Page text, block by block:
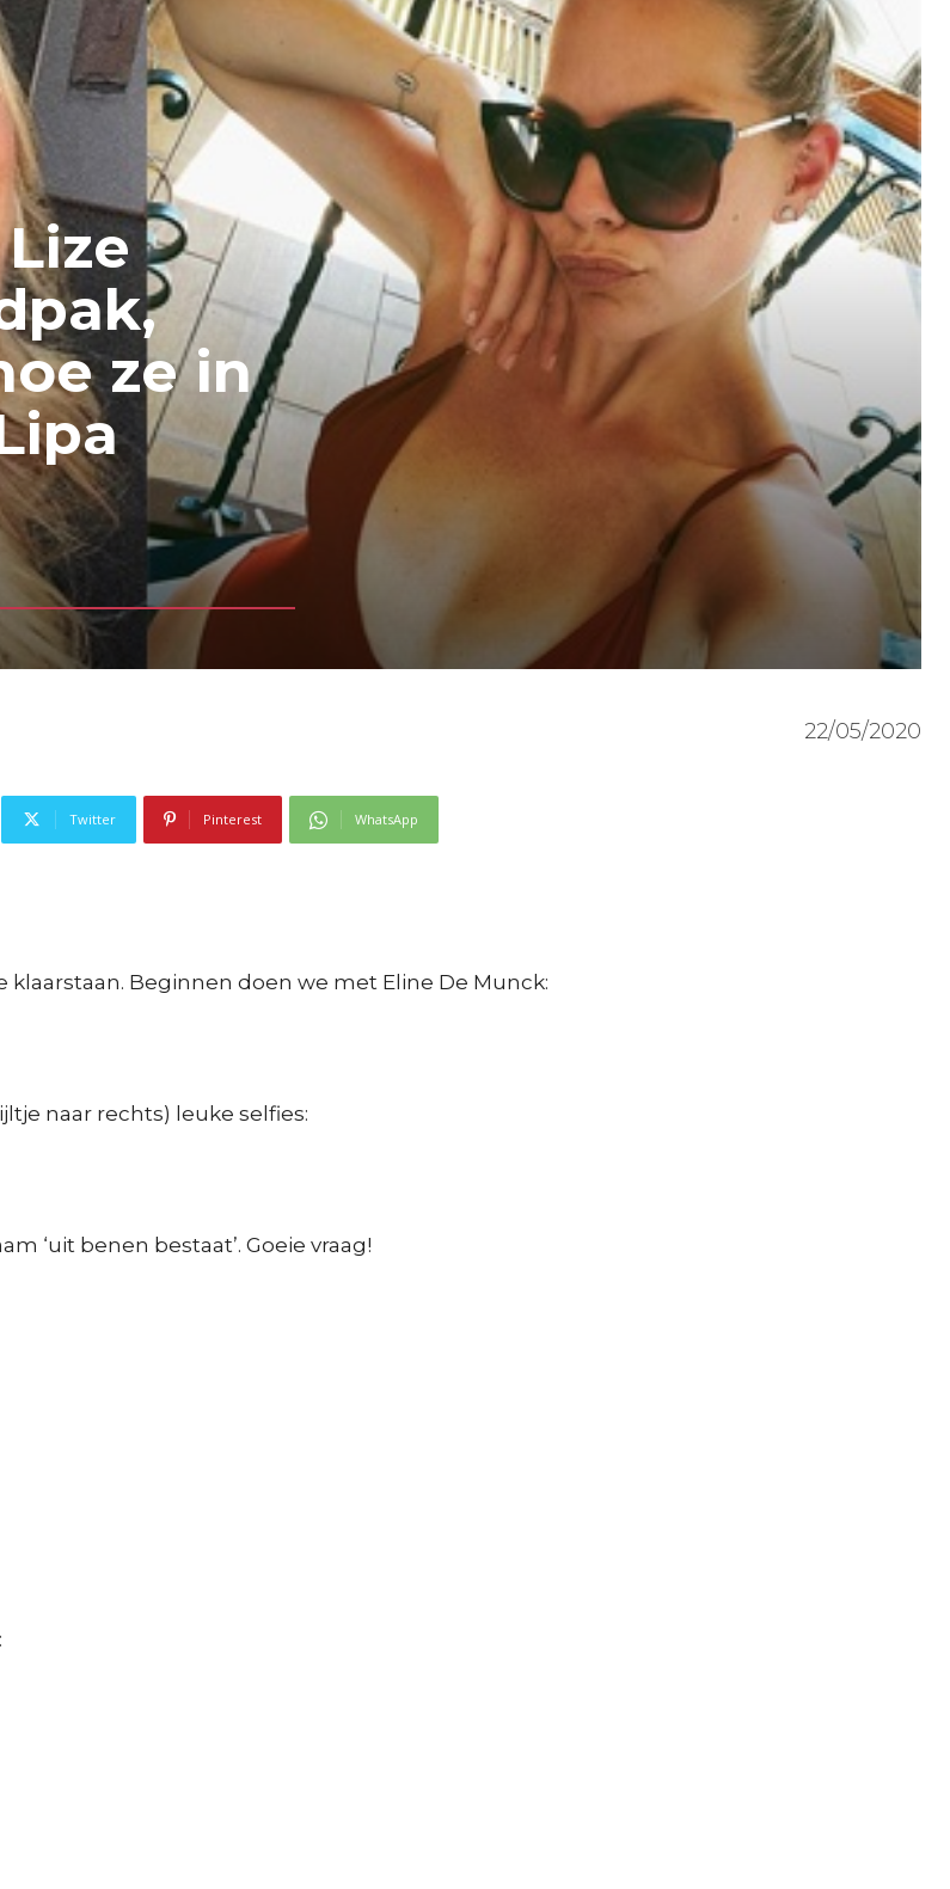
ze in
22/05/2020
Twitter Pinterest WhatsApp
klaarstaan. Beginnen doen we met Eline De Munck:
naar rechts) leuke selfies:
‘uit benen bestaat’. Goeie vraag!